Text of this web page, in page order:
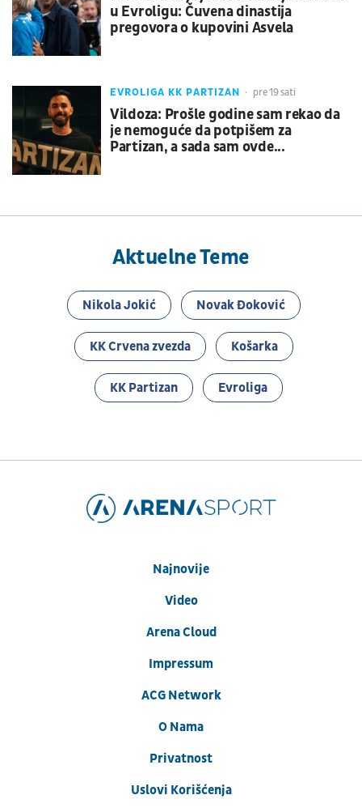
u Evroligu: Čuvena dinastija
pregovora o kupovini Asvela
EVROLIGA KK PARTIZAN pre 19 sati
Vildoza: Prošle godine sam rekao da
je nemoguće da potpišem za
Partizan, a sada sam ovde...
Aktuelne Teme
Nikola Jokić Novak Đoković
KK Crvena zvezda Košarka
KK Partizan Evroliga
Najnovije
Video
Arena Cloud
Impressum
ACG Network
O Nama
Privatnost
Uslovi Korišćenja